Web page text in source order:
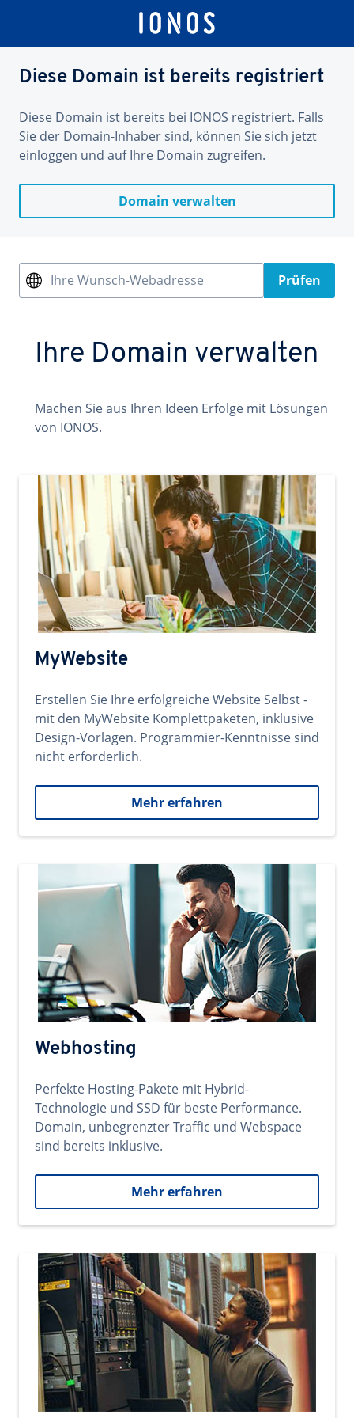
Diese Domain ist bereits registriert
Diese Domain ist bereits bei IONOS registriert. Falls
Sie der Domain-Inhaber sind, können Sie sich jetzt
einloggen und auf Ihre Domain zugreifen.
Domain verwalten
Ihre Wunsch-Webadresse Prüfen
Ihre Domain verwalten
Machen Sie aus Ihren Ideen Erfolge mit Lösungen
von IONOS.
MyWebsite
Erstellen Sie Ihre erfolgreiche Website Selbst -
mit den MyWebsite Komplettpaketen, inklusive
Design-Vorlagen. Programmier-Kenntnisse sind
nicht erforderlich.
Mehr erfahren
Webhosting
Perfekte Hosting-Pakete mit Hybrid-
Technologie und SSD für beste Performance.
Domain, unbegrenzter Traffic und Webspace
sind bereits inklusive.
Mehr erfahren